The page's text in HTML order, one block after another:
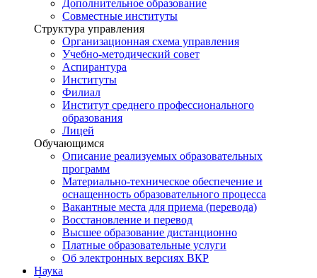
Дополнительное образование
Совместные институты
Структура управления
Организационная схема управления
Учебно-методический совет
Аспирантура
Институты
Филиал
Институт среднего профессионального
образования
Лицей
Обучающимся
Описание реализуемых образовательных
программ
Материально-техническое обеспечение и
оснащенность образовательного процесса
Вакантные места для приема (перевода)
Восстановление и перевод
Высшее образование дистанционно
Платные образовательные услуги
Об электронных версиях ВКР
Наука